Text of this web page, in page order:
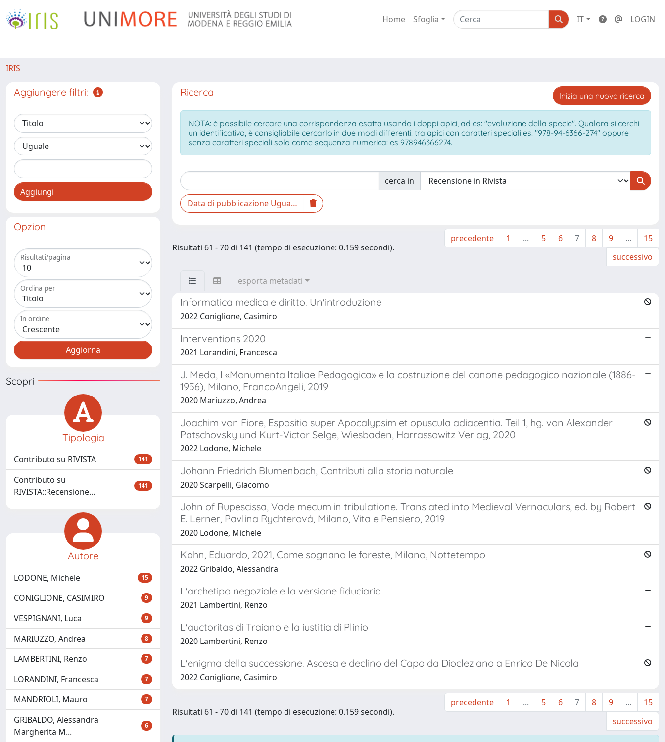
Home Sfoglia IT LOGIN
IRIS
Ricerca Inizia una nuova ricerca
NOTA: è possibile cercare una corrispondenza esatta usando i doppi apici, ad es: "evoluzione della specie". Qualora si cerchi
un identificativo, è consigliabile cercarlo in due modi differenti: tra apici con caratteri speciali es: "978-94-6366-274" oppure
senza caratteri speciali solo come sequenza numerica: es 978946366274.
cerca in
Data di pubblicazione Uguale [2020 TO 2022]
Risultati 61 - 70 di 141 (tempo di esecuzione: 0.159 secondi).
precedente 1 ... 5 6 7 8 9 ...
15
successivo
esporta metadati
Informatica medica e diritto. Un'introduzione
2022 Coniglione, Casimiro
Interventions 2020
2021 Lorandini, Francesca
J. Meda, I «Monumenta Italiae Pedagogica» e la costruzione del canone pedagogico nazionale (1886-
1956), Milano, FrancoAngeli, 2019
2020 Mariuzzo, Andrea
Joachim von Fiore, Espositio super Apocalypsim et opuscula adiacentia. Teil 1, hg. von Alexander
Patschovsky und Kurt-Victor Selge, Wiesbaden, Harrassowitz Verlag, 2020
2022 Lodone, Michele
Johann Friedrich Blumenbach, Contributi alla storia naturale
2020 Scarpelli, Giacomo
John of Rupescissa, Vade mecum in tribulatione. Translated into Medieval Vernaculars, ed. by Robert
E. Lerner, Pavlina Rychterová, Milano, Vita e Pensiero, 2019
2020 Lodone, Michele
Kohn, Eduardo, 2021, Come sognano le foreste, Milano, Nottetempo
2022 Gribaldo, Alessandra
L'archetipo negoziale e la versione fiduciaria
2021 Lambertini, Renzo
L'auctoritas di Traiano e la iustitia di Plinio
2020 Lambertini, Renzo
L'enigma della successione. Ascesa e declino del Capo da Diocleziano a Enrico De Nicola
2022 Coniglione, Casimiro
Risultati 61 - 70 di 141 (tempo di esecuzione: 0.159 secondi).
precedente 1 ... 5 6 7 8 9 ...
15
successivo
Aggiungere filtri:
Aggiungi
Opzioni
Risultati/pagina
Ordina per
In ordine
Scopri
Tipologia
Contributo su RIVISTA 141
Contributo su
RIVISTA::Recensione...
141
Autore
LODONE, Michele 15
CONIGLIONE, CASIMIRO 9
VESPIGNANI, Luca 9
MARIUZZO, Andrea 8
LAMBERTINI, Renzo 7
LORANDINI, Francesca 7
MANDRIOLI, Mauro 7
GRIBALDO, Alessandra
Margherita M...
6